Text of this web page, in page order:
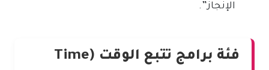
الإنجاز”.
فئة برامج تتبع الوقت (Time